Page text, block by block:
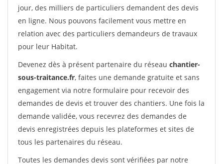
jour, des milliers de particuliers demandent des devis
en ligne. Nous pouvons facilement vous mettre en
relation avec des particuliers demandeurs de travaux
pour leur Habitat.
Devenez dès à présent partenaire du réseau chantier-
sous-traitance.fr, faites une demande gratuite et sans
engagement via notre formulaire pour recevoir des
demandes de devis et trouver des chantiers. Une fois la
demande validée, vous recevrez des demandes de
devis enregistrées depuis les plateformes et sites de
tous les partenaires du réseau.
Toutes les demandes devis sont vérifiées par notre